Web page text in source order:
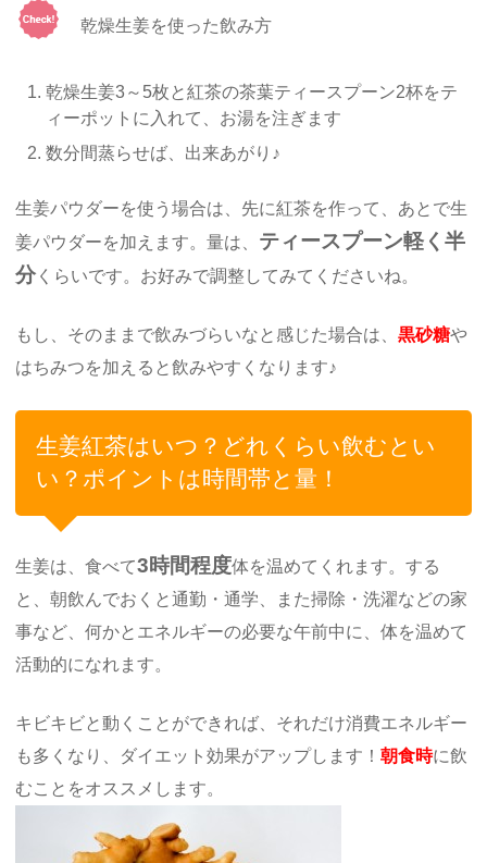
乾燥生姜を使った飲み方
乾燥生姜3～5枚と紅茶の茶葉ティースプーン2杯をテ
ィーポットに入れて、お湯を注ぎます
数分間蒸らせば、出来あがり♪
生姜パウダーを使う場合は、先に紅茶を作って、あとで生
姜パウダーを加えます。量は、 ティースプーン軽く半
分くらいです。お好みで調整してみてくださいね。
もし、そのままで飲みづらいなと感じた場合は、黒砂糖や
はちみつを加えると飲みやすくなります♪
生姜紅茶はいつ？どれくらい飲むとい
い？ポイントは時間帯と量！
生姜は、食べて3時間程度体を温めてくれます。する
と、朝飲んでおくと通勤・通学、また掃除・洗濯などの家
事など、何かとエネルギーの必要な午前中に、体を温めて
活動的になれます。
キビキビと動くことができれば、それだけ消費エネルギー
も多くなり、ダイエット効果がアップします！朝食時に飲
むことをオススメします。